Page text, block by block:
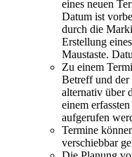
eines neuen
Datum ist
durch die
Erstellung
Maustaste.
Zu einem
Betreff und der
alternativ über
einem
aufgerufen
Termine
verschiebbar